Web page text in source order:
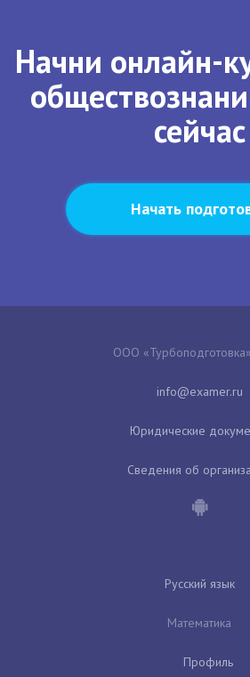
Начни онлайн-
сейчас
Начать
ООО
Юридические
Сведения об
Русский язык
Математика
Профиль